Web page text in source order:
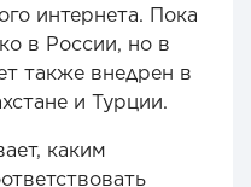
интернета. Пока
в России, но в
также внедрен в
и Турции.
каким